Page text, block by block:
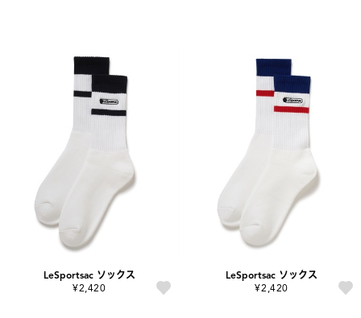
LeSportsac ソックス
¥2,420
LeSportsac ソックス
¥2,420